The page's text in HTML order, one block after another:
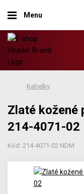
Menu
Kabelky
Zlaté kožené
214-4071-02
Kód: 214-4071-02 NDM